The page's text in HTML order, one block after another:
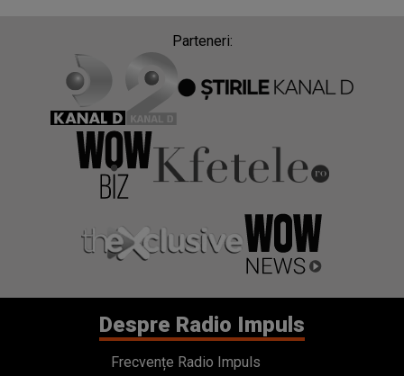
Parteneri:
Despre Radio Impuls
Frecvențe Radio Impuls